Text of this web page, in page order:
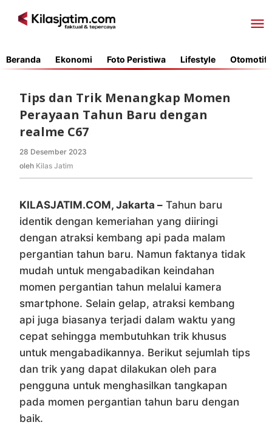
Beranda Ekonomi Foto Peristiwa Lifestyle Otomotif
Tips dan Trik Menangkap Momen
Perayaan Tahun Baru dengan
realme C67
28 Desember 2023
oleh Kilas Jatim
KILASJATIM.COM, Jakarta – Tahun baru
identik dengan kemeriahan yang diiringi
dengan atraksi kembang api pada malam
pergantian tahun baru. Namun faktanya tidak
mudah untuk mengabadikan keindahan
momen pergantian tahun melalui kamera
smartphone. Selain gelap, atraksi kembang
api juga biasanya terjadi dalam waktu yang
cepat sehingga membutuhkan trik khusus
untuk mengabadikannya. Berikut sejumlah tips
dan trik yang dapat dilakukan oleh para
pengguna untuk menghasilkan tangkapan
pada momen pergantian tahun baru dengan
baik.